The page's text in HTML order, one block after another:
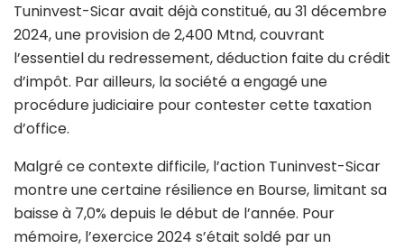
Tuninvest-Sicar avait déjà constitué, au 31 décembre
2024, une provision de 2,400 Mtnd, couvrant
l’essentiel du redressement, déduction faite du crédit
d’impôt. Par ailleurs, la société a engagé une
procédure judiciaire pour contester cette taxation
d’office.
Malgré ce contexte difficile, l’action Tuninvest-Sicar
montre une certaine résilience en Bourse, limitant sa
baisse à 7,0% depuis le début de l’année. Pour
mémoire, l’exercice 2024 s’était soldé par un